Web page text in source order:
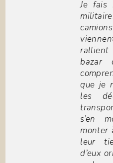
Je fais
bazar
que je
les
s’en
monter
leur
d’eux